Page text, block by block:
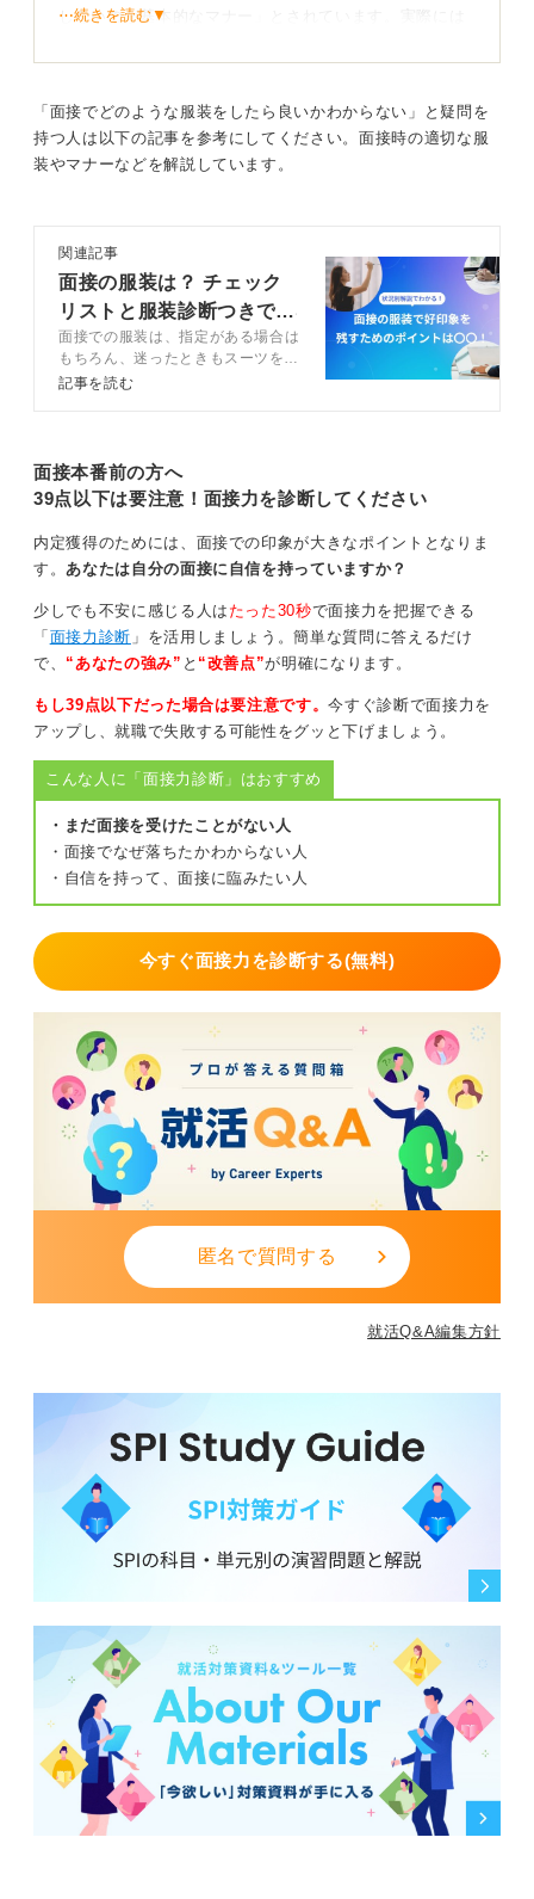
しないのが基本的なマナー」とされています。実際には
人としての身だしなみ」を厳しく見る会社が多いのも事
そのため、志望度の高い企業であれば、できるだけ外す
のがおすすめです。「ピアスをしているから必ず不合格
「透明ピアスならOK？」という質問もよくありますが、
光の加減や面接官の位置によっては意外と目立ちます。
企業によっては付けていること自体をマイナスにとらえ
ることもあるので、やはり避けたほうが無難でしょう。
第一志望のチャンスを逃さないためにピアスは一時
ピアスは後からでもまた開け直すことができますが、第
一志望の面接チャンスは一度きりかもしれません。
どちらを優先するか、その判断は質問者さん自身の考え
方次第です。
ただ私なら、万が一不採用だった時に後悔する芽をでき
るだけ減らすために、ピアスは外して面接に挑むと思い
ます。
0
⋯続きを読む▼
「面接でどのような服装をしたら良いかわからない」と疑問を
持つ人は以下の記事を参考にしてください。面接時の適切な服
装やマナーなどを解説しています。
関連記事
面接の服装は？ チェック
リストと服装診断つきで解
説
面接での服装は、指定がある場合は
もちろん、迷ったときもスーツを選
ぶのが安心です。指定がない、もし
ンサルタントが詳しく解説している
ので参考にしてみてください。
記事を読む
面接本番前の方へ
39点以下は要注意！面接力を診断してください
内定獲得のためには、面接での印象が大きなポイントとなりま
す。あなたは自分の面接に自信を持っていますか？
少しでも不安に感じる人は たった30秒で面接力を把握できる
「 面接力診断 」を活用しましょう。簡単な質問に答えるだけ
で、 “あなたの強み” と “改善点”が明確になります。
もし39点以下だった場合は要注意です。今すぐ診断で面接力を
アップし、就職で失敗する可能性をグッと下げましょう。
こんな人に「面接力診断」はおすすめ
・まだ面接を受けたことがない人
・面接でなぜ落ちたかわからない人
・自信を持って、面接に臨みたい人
今すぐ面接力を診断する(無料)
匿名で質問する
就活Q&A編集方針